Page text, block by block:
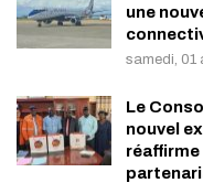
une
samedi, 01
Le
nouvel